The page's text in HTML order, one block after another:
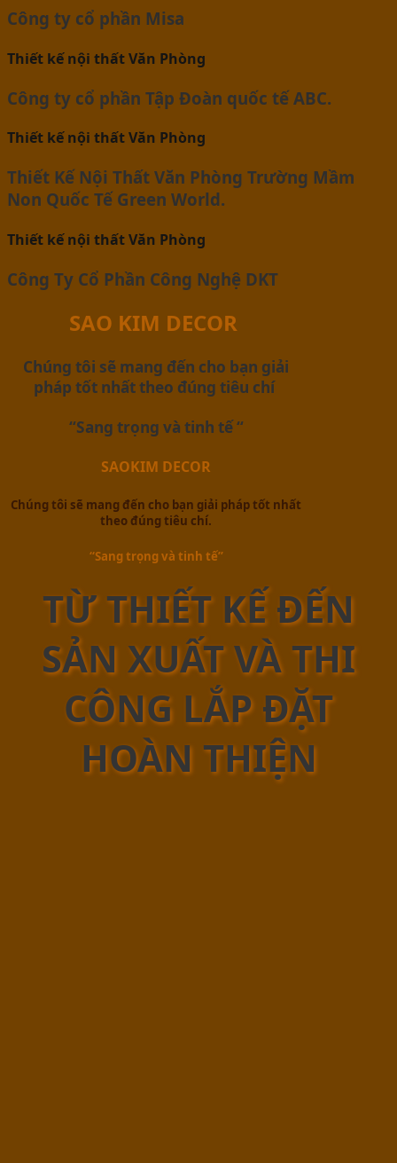
Công ty cổ phần Misa
Thiết kế nội thất Văn Phòng
Công ty cổ phần Tập Đoàn quốc tế ABC.
Thiết kế nội thất Văn Phòng
Thiết Kế Nội Thất Văn Phòng Trường Mầm
Non Quốc Tế Green World.
Thiết kế nội thất Văn Phòng
Công Ty Cổ Phần Công Nghệ DKT
SAO KIM DECOR
Chúng tôi sẽ mang đến cho bạn giải
pháp tốt nhất theo đúng tiêu chí
“Sang trọng và tinh tế “
SAOKIM DECOR
Chúng tôi sẽ mang đến cho bạn giải pháp tốt nhất
theo đúng tiêu chí.
“Sang trọng và tinh tế”
TỪ THIẾT KẾ ĐẾN
SẢN XUẤT VÀ THI
CÔNG LẮP ĐẶT
HOÀN THIỆN